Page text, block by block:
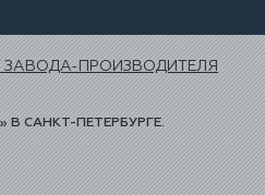
ПРОИЗВОДИТЕЛЯ
САНКТ-ПЕТЕРБУРГЕ.